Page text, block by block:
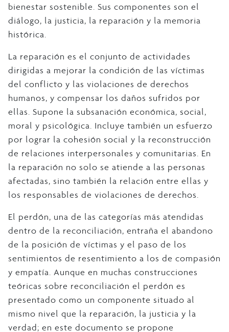
bienestar sostenible. Sus componentes son el
diálogo, la justicia, la reparación y la memoria
histórica.
La reparación es el conjunto de actividades
dirigidas a mejorar la condición de las víctimas
del conflicto y las violaciones de derechos
humanos, y compensar los daños sufridos por
ellas. Supone la subsanación económica, social,
moral y psicológica. Incluye también un esfuerzo
por lograr la cohesión social y la reconstrucción
de relaciones interpersonales y comunitarias. En
la reparación no solo se atiende a las personas
afectadas, sino también la relación entre ellas y
los responsables de violaciones de derechos.
El perdón, una de las categorías más atendidas
dentro de la reconciliación, entraña el abandono
de la posición de víctimas y el paso de los
sentimientos de resentimiento a los de compasión
y empatía. Aunque en muchas construcciones
teóricas sobre reconciliación el perdón es
presentado como un componente situado al
mismo nivel que la reparación, la justicia y la
verdad; en este documento se propone